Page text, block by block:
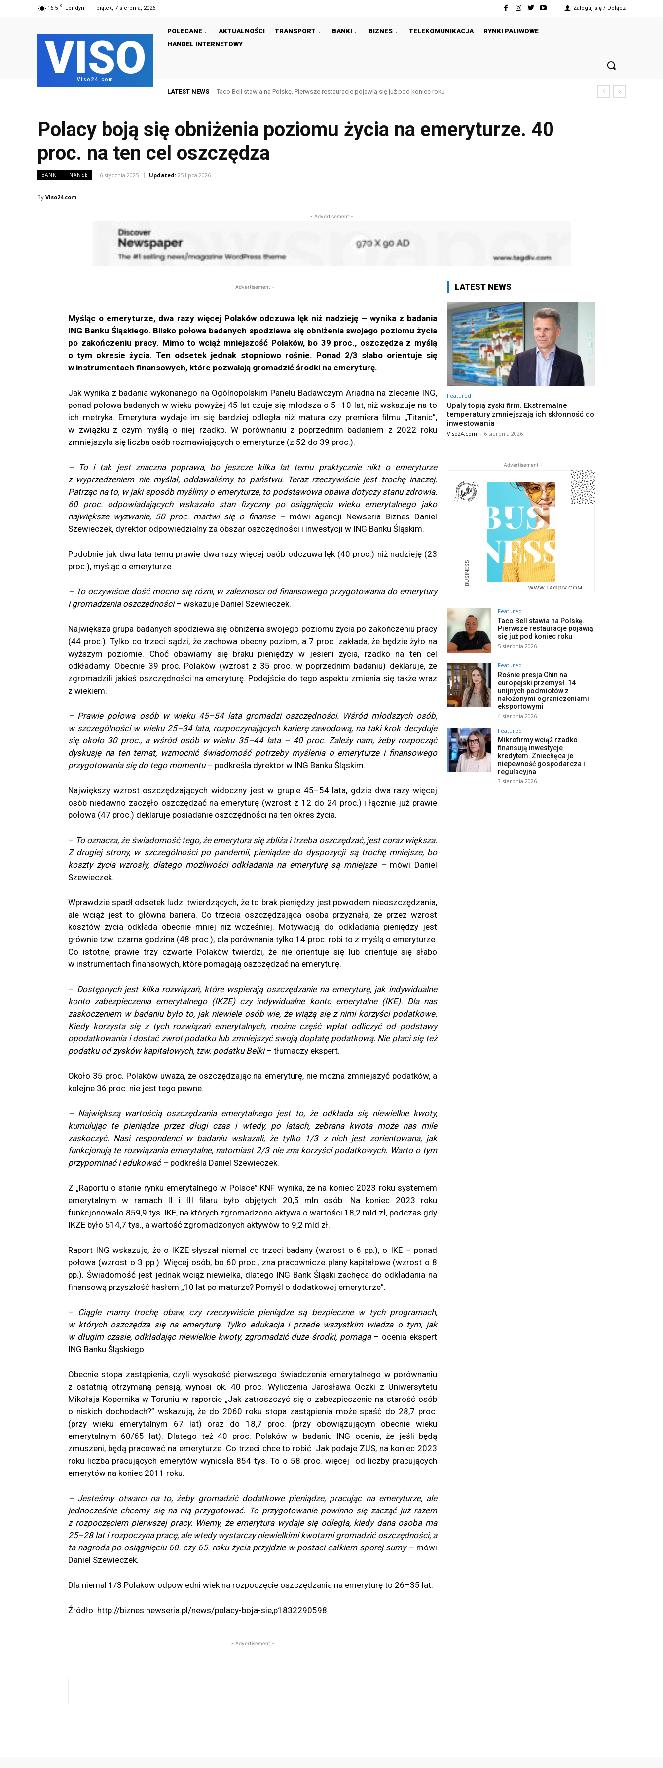
16.5 C Londyn piątek, 7 sierpnia, 2026 Zaloguj się / Dołącz
VISO
Viso24.com
POLECANE AKTUALNOŚCI TRANSPORT BANKI BIZNES TELEKOMUNIKACJA
RYNKI PALIWOWE
HANDEL INTERNETOWY
LATEST NEWS Taco Bell stawia na Polskę. Pierwsze restauracje pojawią się już pod koniec roku
Polacy boją się obniżenia poziomu życia na emeryturze. 40
proc. na ten cel oszczędza
BANKI I FINANSE 6 stycznia 2025 Updated: 25 lipca 2026
By Viso24.com
- Advertisement -
- Advertisement -
Myśląc o emeryturze, dwa razy więcej Polaków odczuwa lęk niż nadzieję – wynika z badania
ING Banku Śląskiego. Blisko połowa badanych spodziewa się obniżenia swojego poziomu życia
po zakończeniu pracy. Mimo to wciąż mniejszość Polaków, bo 39 proc., oszczędza z myślą
o tym okresie życia. Ten odsetek jednak stopniowo rośnie. Ponad 2/3 słabo orientuje się
w instrumentach finansowych, które pozwalają gromadzić środki na emeryturę.
Jak wynika z badania wykonanego na Ogólnopolskim Panelu Badawczym Ariadna na zlecenie ING,
ponad połowa badanych w wieku powyżej 45 lat czuje się młodsza o 5–10 lat, niż wskazuje na to
ich metryka. Emerytura wydaje im się bardziej odległa niż matura czy premiera filmu „Titanic”,
w związku z czym myślą o niej rzadko. W porównaniu z poprzednim badaniem z 2022 roku
zmniejszyła się liczba osób rozmawiających o emeryturze (z 52 do 39 proc.).
– To i tak jest znaczna poprawa, bo jeszcze kilka lat temu praktycznie nikt o emeryturze
z wyprzedzeniem nie myślał, oddawaliśmy to państwu. Teraz rzeczywiście jest trochę inaczej.
Patrząc na to, w jaki sposób myślimy o emeryturze, to podstawowa obawa dotyczy stanu zdrowia.
60 proc. odpowiadających wskazało stan fizyczny po osiągnięciu wieku emerytalnego jako
największe wyzwanie, 50 proc. martwi się o finanse –mówi agencji Newseria Biznes Daniel
Szewieczek, dyrektor odpowiedzialny za obszar oszczędności i inwestycji w ING Banku Śląskim.
Podobnie jak dwa lata temu prawie dwa razy więcej osób odczuwa lęk (40 proc.) niż nadzieję (23
proc.), myśląc o emeryturze.
– To oczywiście dość mocno się różni, w zależności od finansowego przygotowania do emerytury
i gromadzenia oszczędności– wskazuje Daniel Szewieczek.
Największa grupa badanych spodziewa się obniżenia swojego poziomu życia po zakończeniu pracy
(44 proc.). Tylko co trzeci sądzi, że zachowa obecny poziom, a 7 proc. zakłada, że będzie żyło na
wyższym poziomie. Choć obawiamy się braku pieniędzy w jesieni życia, rzadko na ten cel
odkładamy. Obecnie 39 proc. Polaków (wzrost z 35 proc. w poprzednim badaniu) deklaruje, że
zgromadzili jakieś oszczędności na emeryturę. Podejście do tego aspektu zmienia się także wraz
z wiekiem.
– Prawie połowa osób w wieku 45–54 lata gromadzi oszczędności. Wśród młodszych osób,
w szczególności w wieku 25–34 lata, rozpoczynających karierę zawodową, na taki krok decyduje
się około 30 proc., a wśród osób w wieku 35–44 lata – 40 proc. Zależy nam, żeby rozpocząć
dyskusję na ten temat, wzmocnić świadomość potrzeby myślenia o emeryturze i finansowego
przygotowania się do tego momentu– podkreśla dyrektor w ING Banku Śląskim.
Największy wzrost oszczędzających widoczny jest w grupie 45–54 lata, gdzie dwa razy więcej
osób niedawno zaczęło oszczędzać na emeryturę (wzrost z 12 do 24 proc.) i łącznie już prawie
połowa (47 proc.) deklaruje posiadanie oszczędności na ten okres życia.
– To oznacza, że świadomość tego, że emerytura się zbliża i trzeba oszczędzać, jest coraz większa.
Z drugiej strony, w szczególności po pandemii, pieniądze do dyspozycji są trochę mniejsze, bo
koszty życia wzrosły, dlatego możliwości odkładania na emeryturę są mniejsze –mówi Daniel
Szewieczek.
Wprawdzie spadł odsetek ludzi twierdzących, że to brak pieniędzy jest powodem nieoszczędzania,
ale wciąż jest to główna bariera. Co trzecia oszczędzająca osoba przyznała, że przez wzrost
kosztów życia odkłada obecnie mniej niż wcześniej. Motywacją do odkładania pieniędzy jest
głównie tzw. czarna godzina (48 proc.), dla porównania tylko 14 proc. robi to z myślą o emeryturze.
Co istotne, prawie trzy czwarte Polaków twierdzi, że nie orientuje się lub orientuje się słabo
w instrumentach finansowych, które pomagają oszczędzać na emeryturę.
– Dostępnych jest kilka rozwiązań, które wspierają oszczędzanie na emeryturę, jak indywidualne
konto zabezpieczenia emerytalnego (IKZE) czy indywidualne konto emerytalne (IKE). Dla nas
zaskoczeniem w badaniu było to, jak niewiele osób wie, że wiążą się z nimi korzyści podatkowe.
Kiedy korzysta się z tych rozwiązań emerytalnych, można część wpłat odliczyć od podstawy
opodatkowania i dostać zwrot podatku lub zmniejszyć swoją dopłatę podatkową. Nie płaci się też
podatku od zysków kapitałowych, tzw. podatku Belki– tłumaczy ekspert.
Około 35 proc. Polaków uważa, że oszczędzając na emeryturę, nie można zmniejszyć podatków, a
kolejne 36 proc. nie jest tego pewne.
– Największą wartością oszczędzania emerytalnego jest to, że odkłada się niewielkie kwoty,
kumulując te pieniądze przez długi czas i wtedy, po latach, zebrana kwota może nas mile
zaskoczyć. Nasi respondenci w badaniu wskazali, że tylko 1/3 z nich jest zorientowana, jak
funkcjonują te rozwiązania emerytalne, natomiast 2/3 nie zna korzyści podatkowych. Warto o tym
przypominać i edukować –podkreśla Daniel Szewieczek.
Z „Raportu o stanie rynku emerytalnego w Polsce” KNF wynika, że na koniec 2023 roku systemem
emerytalnym w ramach II i III filaru było objętych 20,5 mln osób. Na koniec 2023 roku
funkcjonowało 859,9 tys. IKE, na których zgromadzono aktywa o wartości 18,2 mld zł, podczas gdy
IKZE było 514,7 tys., a wartość zgromadzonych aktywów to 9,2 mld zł.
Raport ING wskazuje, że o IKZE słyszał niemal co trzeci badany (wzrost o 6 pp.), o IKE – ponad
połowa (wzrost o 3 pp.). Więcej osób, bo 60 proc., zna pracownicze plany kapitałowe (wzrost o 8
pp.). Świadomość jest jednak wciąż niewielka, dlatego ING Bank Śląski zachęca do odkładania na
finansową przyszłość hasłem „10 lat po maturze? Pomyśl o dodatkowej emeryturze”.
– Ciągle mamy trochę obaw, czy rzeczywiście pieniądze są bezpieczne w tych programach,
w których oszczędza się na emeryturę. Tylko edukacja i przede wszystkim wiedza o tym, jak
w długim czasie, odkładając niewielkie kwoty, zgromadzić duże środki, pomaga – ocenia ekspert
ING Banku Śląskiego.
Obecnie stopa zastąpienia, czyli wysokość pierwszego świadczenia emerytalnego w porównaniu
z ostatnią otrzymaną pensją, wynosi ok. 40 proc. Wyliczenia Jarosława Oczki z Uniwersytetu
Mikołaja Kopernika w Toruniu w raporcie „Jak zatroszczyć się o zabezpieczenie na starość osób
o niskich dochodach?” wskazują, że do 2060 roku stopa zastąpienia może spaść do 28,7 proc.
(przy wieku emerytalnym 67 lat) oraz do 18,7 proc. (przy obowiązującym obecnie wieku
emerytalnym 60/65 lat). Dlatego też 40 proc. Polaków w badaniu ING ocenia, że jeśli będą
zmuszeni, będą pracować na emeryturze. Co trzeci chce to robić. Jak podaje ZUS, na koniec 2023
roku liczba pracujących emerytów wyniosła 854 tys. To o 58 proc. więcej od liczby pracujących
emerytów na koniec 2011 roku.
– Jesteśmy otwarci na to, żeby gromadzić dodatkowe pieniądze, pracując na emeryturze, ale
jednocześnie chcemy się na nią przygotować. To przygotowanie powinno się zacząć już razem
z rozpoczęciem pierwszej pracy. Wiemy, że emerytura wydaje się odległa, kiedy dana osoba ma
25–28 lat i rozpoczyna pracę, ale wtedy wystarczy niewielkimi kwotami gromadzić oszczędności, a
ta nagroda po osiągnięciu 60. czy 65. roku życia przyjdzie w postaci całkiem sporej sumy– mówi
Daniel Szewieczek.
Dla niemal 1/3 Polaków odpowiedni wiek na rozpoczęcie oszczędzania na emeryturę to 26–35 lat.
Źródło: http://biznes.newseria.pl/news/polacy-boja-sie,p1832290598
- Advertisement -
LATEST NEWS
Featured
Upały topią zyski firm. Ekstremalne
temperatury zmniejszają ich skłonność do
inwestowania
Viso24.com - 6 sierpnia 2026
- Advertisement -
Featured
Taco Bell stawia na Polskę.
Pierwsze restauracje pojawią
się już pod koniec roku
5 sierpnia 2026
Featured
Rośnie presja Chin na
europejski przemysł. 14
unijnych podmiotów z
nałożonymi ograniczeniami
eksportowymi
4 sierpnia 2026
Featured
Mikrofirmy wciąż rzadko
finansują inwestycje
kredytem. Zniechęca je
niepewność gospodarcza i
regulacyjna
3 sierpnia 2026